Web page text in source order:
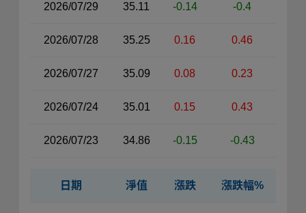
2026/07/29 35.11 -0.14 -0.4
2026/07/28 35.25 0.16 0.46
2026/07/27 35.09 0.08 0.23
2026/07/24 35.01 0.15 0.43
2026/07/23 34.86 -0.15 -0.43
日期 淨值 漲跌 漲跌幅%